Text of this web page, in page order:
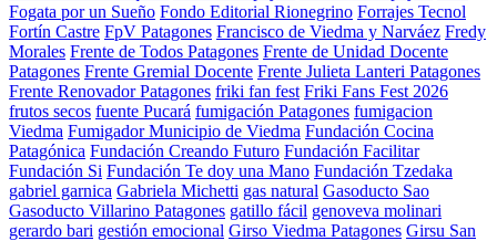
Fogata por un Sueño Fondo Editorial Rionegrino Forrajes Tecnol
Fortín Castre FpV Patagones Francisco de Viedma y Narváez Fredy
Morales Frente de Todos Patagones Frente de Unidad Docente
Patagones Frente Gremial Docente Frente Julieta Lanteri Patagones
Frente Renovador Patagones friki fan fest Friki Fans Fest 2026
frutos secos fuente Pucará fumigación Patagones fumigacion
Viedma Fumigador Municipio de Viedma Fundación Cocina
Patagónica Fundación Creando Futuro Fundación Facilitar
Fundación Si Fundación Te doy una Mano Fundación Tzedaka
gabriel garnica Gabriela Michetti gas natural Gasoducto Sao
Gasoducto Villarino Patagones gatillo fácil genoveva molinari
gerardo bari gestión emocional Girso Viedma Patagones Girsu San